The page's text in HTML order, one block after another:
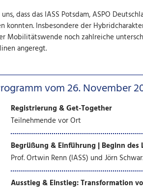
dass das IASS Potsdam, ASPO
konnten. Insbesondere der
Mobilitätswende noch zahlreiche
angeregt.
vom 26. November
Registrierung & Get-Together
Teilnehmende vor Ort
Begrüßung & Einführung | Beginn des
Prof. Ortwin Renn (IASS) und Jörn
Ausstieg & Einstieg: Transformation